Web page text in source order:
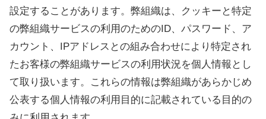
設定することがあります。弊組織は、クッキーと特定
の弊組織サービスの利用のためのID、パスワード、ア
カウント、IPアドレスとの組み合わせにより特定され
たお客様の弊組織サービスの利用状況を個人情報とし
て取り扱います。これらの情報は弊組織があらかじめ
公表する個人情報の利用目的に記載されている目的の